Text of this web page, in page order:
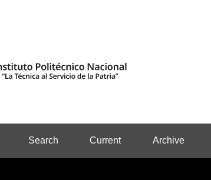
Search Current Archive